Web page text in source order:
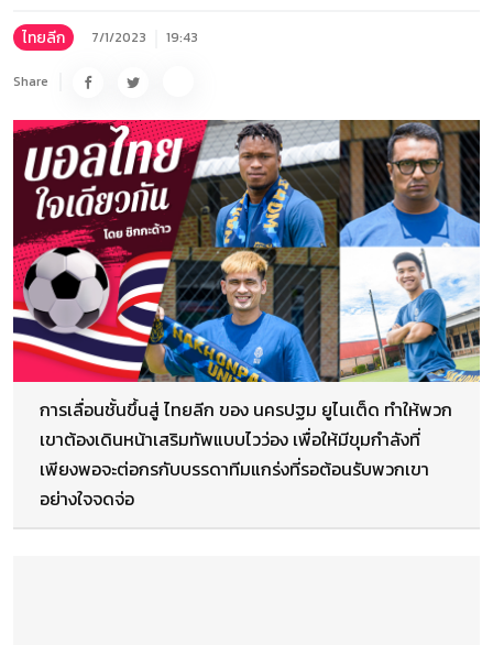
ไทยลีก 7/1/2023 19:43
Share
การเลื่อนชั้นขึ้นสู่ ไทยลีก ของ นครปฐม ยูไนเต็ด ทำให้พวก
เขาต้องเดินหน้าเสริมทัพแบบไวว่อง เพื่อให้มีขุมกำลังที่
เพียงพอจะต่อกรกับบรรดาทีมแกร่งที่รอต้อนรับพวกเขา
อย่างใจจดจ่อ